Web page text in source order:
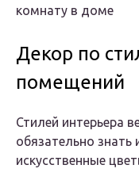
комнату в доме
Декор по
помещений
Стилей интерьера
обязательно
искусственные